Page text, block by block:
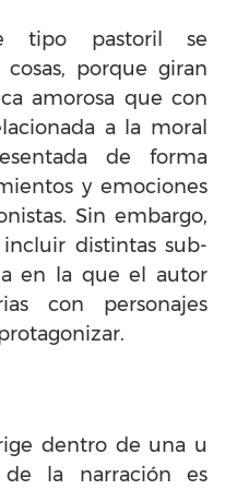
tipo pastoril se
porque giran
amorosa que con
a la moral
de forma
y emociones
Sin embargo,
distintas sub-
en la que el autor
con personajes
dentro de una u
la narración es